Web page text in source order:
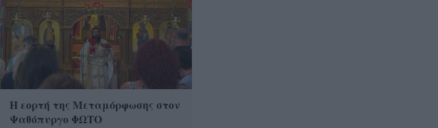
Η εορτή της Μεταμόρφωσης στον
Ψαθόπυργο ΦΩΤΟ